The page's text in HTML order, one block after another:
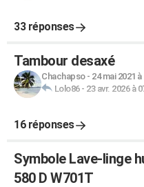
33 réponses
Tambour desaxé
Chachapso- 24 mai 2021 à
Lolo86- 23 avr. 2026 à
16 réponses
Symbole Lave-linge
580 D W701T